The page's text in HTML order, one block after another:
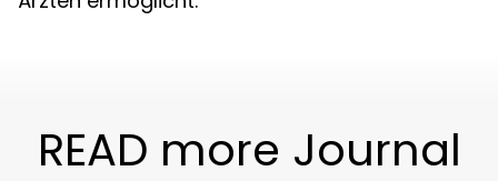
READ more Journal